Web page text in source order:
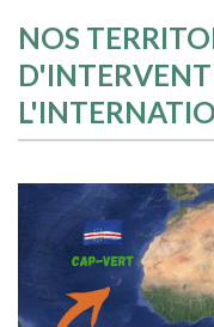
NOS